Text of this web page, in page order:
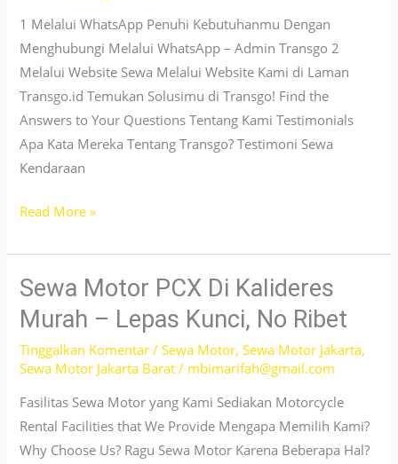
1 Melalui WhatsApp Penuhi Kebutuhanmu Dengan
Menghubungi Melalui WhatsApp – Admin Transgo 2
Melalui Website Sewa Melalui Website Kami di Laman
Transgo.id Temukan Solusimu di Transgo! Find the
Answers to Your Questions Tentang Kami Testimonials
Apa Kata Mereka Tentang Transgo? Testimoni Sewa
Kendaraan
Sewa
&
Mobil
Sunter
–
Harga
Terjangkau
&
Unit
Terawat
Read More »
Sewa Motor PCX Di Kalideres
Murah – Lepas Kunci, No Ribet
Tinggalkan Komentar /Sewa Motor,Sewa Motor Jakarta,
Sewa Motor Jakarta Barat / mbimarifah@gmail.com
Fasilitas Sewa Motor yang Kami Sediakan Motorcycle
Rental Facilities that We Provide Mengapa Memilih Kami?
Why Choose Us? Ragu Sewa Motor Karena Beberapa Hal?